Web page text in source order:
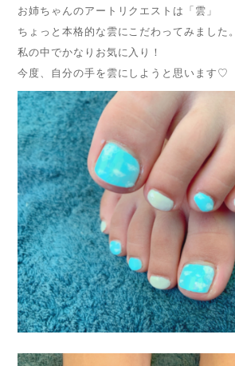
お姉ちゃんのアートリクエストは「雲」
ちょっと本格的な雲にこだわってみました。
私の中でかなりお気に入り！
今度、自分の手を雲にしようと思います♡